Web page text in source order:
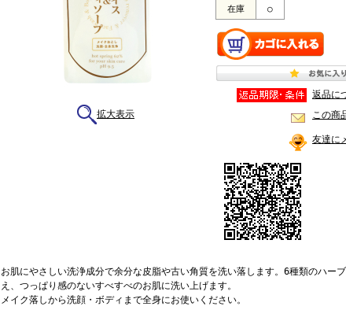
拡大表示
在庫 ○
返品に
この商
友達に
お肌にやさしい洗浄成分で余分な皮脂や古い角質を洗い落します。6種類のハー
え、つっぱり感のないすべすべのお肌に洗い上げます。
メイク落しから洗顔・ボディまで全身にお使いください。